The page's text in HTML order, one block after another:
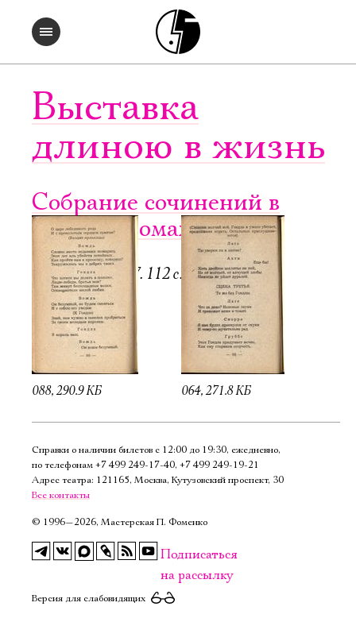
Выставка
длиною в жизнь
Собрание сочинений в
четырех томах. Т. 3
Регенсбург, 1947. 112 с.
088, 290.9 КБ 064, 271.8 КБ
Справки о наличии билетов с 12:00 до 19:30, ежедневно,
по телефонам +7 499 249‑17‑40, +7 499 249‑19‑21
Адрес театра: 121165, Москва, Кутузовский проспект, 30
Все контакты
© 1996—2026, Мастерская П. Фоменко
Подписаться
на рассылку
Версия для слабовидящих